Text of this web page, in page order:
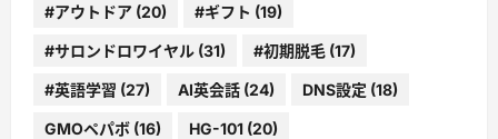
#アウトドア (20) #ギフト (19)
#サロンドロワイヤル (31) #初期脱毛 (17)
#英語学習 (27) AI英会話 (24) DNS設定 (18)
GMOペパボ (16) HG-101 (20)